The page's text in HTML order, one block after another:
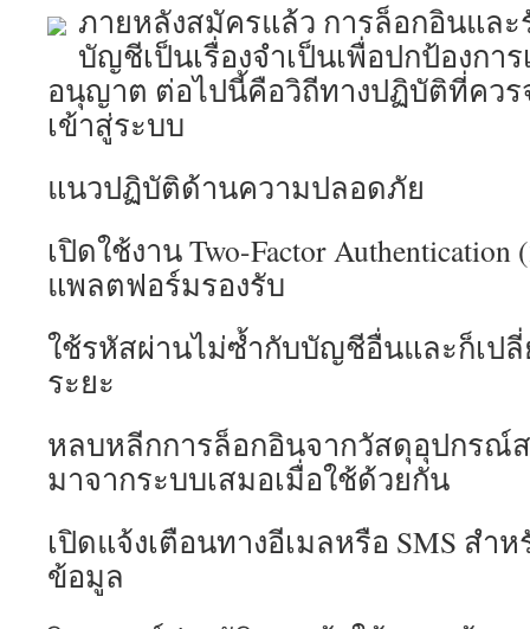
ภายหลังสมัครแล้ว การล็อกอินแล
บัญชีเป็นเรื่องจำเป็นเพื่อปกป้องกา
อนุญาต ต่อไปนี้คือวิถีทางปฏิบัติที่ควร
เข้าสู่ระบบ
แนวปฏิบัติด้านความปลอดภัย
เปิดใช้งาน Two-Factor
แพลตฟอร์มรองรับ
ใช้รหัสผ่านไม่ซ้ำกับบัญชีอื่นและก็เป
ระยะ
หลบหลีกการล็อกอินจากวัสดุอุปกรณ์
มาจากระบบเสมอเมื่อใช้ด้วยกัน
เปิดแจ้งเตือนทางอีเมลหรือ SMS สำ
ข้อมูล